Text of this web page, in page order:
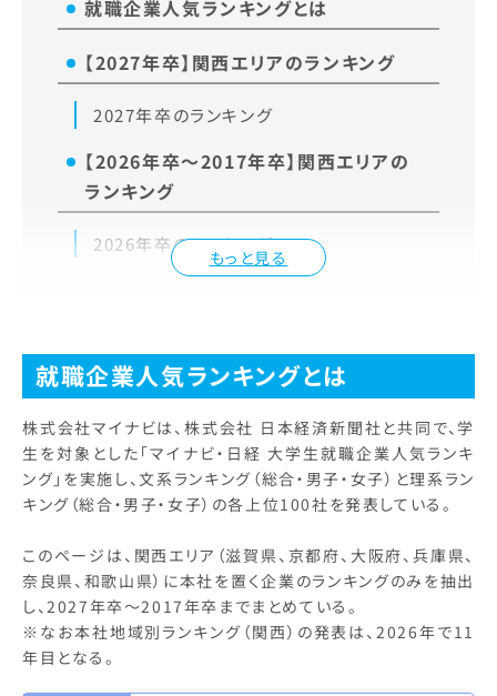
もっと見る
就職企業人気ランキングとは
【2027年卒】関西エリアのランキング
2027年卒のランキング
【2026年卒～2017年卒】関西エリアの
ランキング
2026年卒のランキング
就職企業人気ランキングとは
株式会社マイナビは、株式会社 日本経済新聞社と共同で、学
生を対象とした「マイナビ・日経 大学生就職企業人気ランキ
ング」を実施し、文系ランキング（総合・男子・女子）と理系ラン
キング（総合・男子・女子）の各上位100社を発表している。
このページは、関西エリア（滋賀県、京都府、大阪府、兵庫県、
奈良県、和歌山県）に本社を置く企業のランキングのみを抽出
し、2027年卒～2017年卒までまとめている。
※なお本社地域別ランキング（関西）の発表は、2026年で11
年目となる。